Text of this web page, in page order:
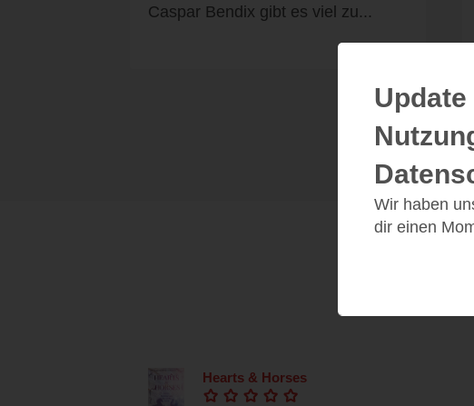
Caspar Bendix gibt es viel zu...
Hearts & Horses
Wir haben
dir einen